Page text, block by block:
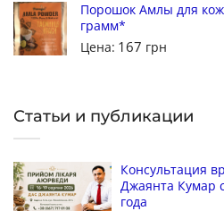
Порошок Амлы для
грамм*
Цена: 167 грн
Статьи и публикации
Консультация
Джаянта Кумар
года